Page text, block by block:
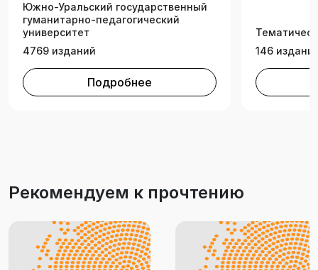
Южно-Уральский государственный
гуманитарно-педагогический
университет
4769 изданий
Подробнее
146
Рекомендуем к прочтению